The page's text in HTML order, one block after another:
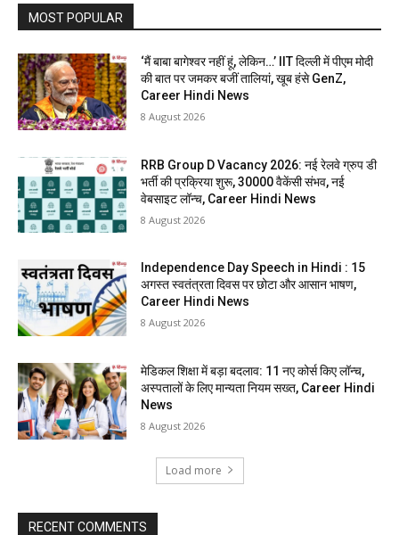
MOST POPULAR
‘मैं बाबा बागेश्वर नहीं हूं, लेकिन…’ IIT दिल्ली में पीएम मोदी
की बात पर जमकर बजीं तालियां, खूब हंसे GenZ,
Career Hindi News
8 August 2026
RRB Group D Vacancy 2026: नई रेलवे ग्रुप डी
भर्ती की प्रक्रिया शुरू, 30000 वैकेंसी संभव, नई
वेबसाइट लॉन्च, Career Hindi News
8 August 2026
Independence Day Speech in Hindi : 15
अगस्त स्वतंत्रता दिवस पर छोटा और आसान भाषण,
Career Hindi News
8 August 2026
मेडिकल शिक्षा में बड़ा बदलाव: 11 नए कोर्स किए लॉन्च,
अस्पतालों के लिए मान्यता नियम सख्त, Career Hindi
News
8 August 2026
Load more
RECENT COMMENTS